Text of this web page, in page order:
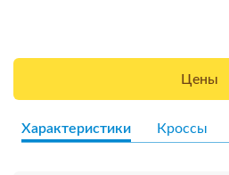
Цены
Характеристики Кроссы